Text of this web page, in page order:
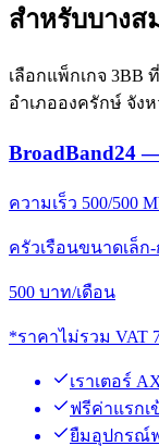
สำหรับบาง
เลือกแพ็กเกจ
อำเภอองครักษ์ จัง
BroadBand24
ความเร็ว 500/500
ครัวเรือนขนาดเล็ก
500 บาท/เดือน
*ราคาไม่รวม VAT
เราเตอร์
ฟรีค่าแรกเ
ยืมอุปกรณ์